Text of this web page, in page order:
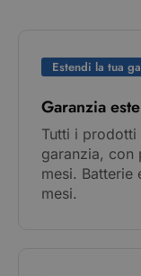
Estendi la tua
Garanzia
Tutti i prodotti
garanzia, con
mesi. Batterie
mesi.